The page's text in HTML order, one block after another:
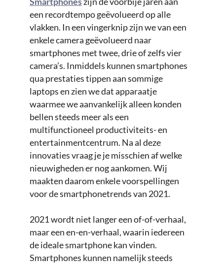
een recordtempo geëvolueerd op alle
vlakken. In een vingerknip zijn we van een
enkele camera geëvolueerd naar
smartphones met twee, drie of zelfs vier
camera’s. Inmiddels kunnen smartphones
qua prestaties tippen aan sommige
laptops en zien we dat apparaatje
waarmee we aanvankelijk alleen konden
bellen steeds meer als een
multifunctioneel productiviteits- en
entertainmentcentrum. Na al deze
innovaties vraag je je misschien af welke
nieuwigheden er nog aankomen. Wij
maakten daarom enkele voorspellingen
voor de smartphonetrends van 2021.
2021 wordt niet langer een of-of-verhaal,
maar een en-en-verhaal, waarin iedereen
de ideale smartphone kan vinden.
Smartphones kunnen namelijk steeds